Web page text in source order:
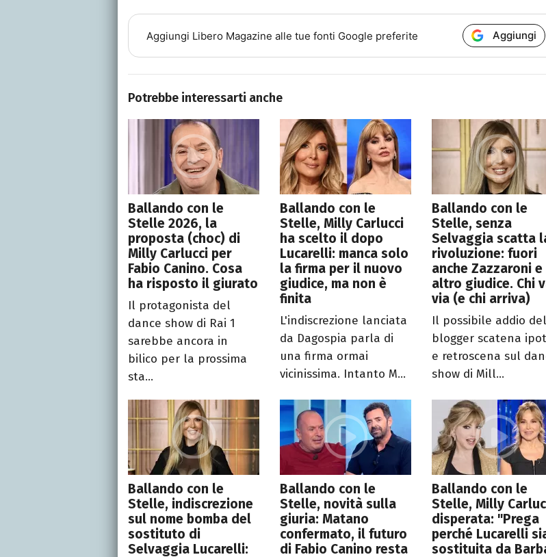
Aggiungi Libero Magazine alle tue fonti Google preferite Aggiungi
Potrebbe interessarti anche
Ballando con le
Stelle 2026, la
proposta (choc) di
Milly Carlucci per
Fabio Canino. Cosa
ha risposto il giurato
Il protagonista del
dance show di Rai 1
sarebbe ancora in
bilico per la prossima
sta...
Ballando con le
Stelle, Milly Carlucci
ha scelto il dopo
Lucarelli: manca solo
la firma per il nuovo
giudice, ma non è
finita
L'indiscrezione lanciata
da Dagospia parla di
una firma ormai
vicinissima. Intanto M...
Ballando con le
Stelle, senza
Selvaggia scatta
rivoluzione: fuori
anche Zazzaroni e
altro giudice. Chi
via (e chi arriva)
Il possibile addio
blogger scatena
e retroscena sul
show di Mill...
Ballando con le
Stelle, indiscrezione
sul nome bomba del
sostituto di
Selvaggia Lucarelli:
Ballando con le
Stelle, novità sulla
giuria: Matano
confermato, il futuro
di Fabio Canino resta
Ballando con le
Stelle, Milly
disperata: "Prega
perché Lucarelli
sostituita da